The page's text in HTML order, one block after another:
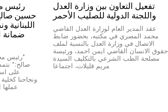
تفعيل التعاون بين وزارة العدل
واللجنة الدولية للصليب الأحمر
عقد المدير العام لوزارة العدل القاضي
محمد المصري في مكتبه، بحضور ضابط
الاتصال في وزارة العدل بالنسبة لملف
حقوق الانسان القاضي ايمن احمد، ورئيسة
مصلحة الطب الشرعي بالتكليف السيدة
مريم قليلات، اجتماعا
حسين
ضمانة
صالح:*
على